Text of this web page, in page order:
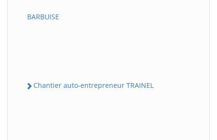
BARBUISE
Chantier auto-entrepreneur TRAINEL